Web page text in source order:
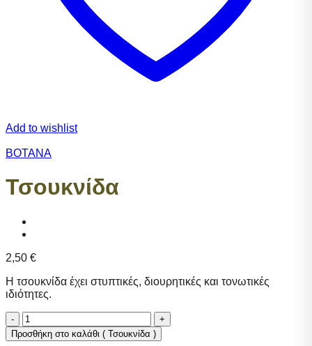
Add to wishlist
ΒΟΤΑΝΑ
Τσουκνίδα
2,50 €
Η τσουκνίδα έχει στυπτικές, διουρητικές και τονωτικές
ιδιότητες.
Τσουκνίδα
ποσότητα
Προσθήκη στο καλάθι ( Τσουκνίδα )